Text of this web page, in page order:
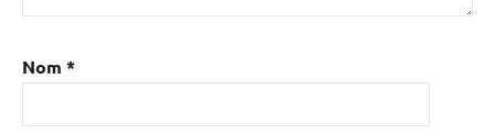
Nom *